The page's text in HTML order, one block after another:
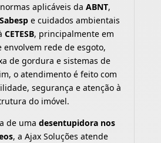
aplicáveis daABNT,
Sabespe cuidados ambientais
CETESB, principalmente em
envolvem rede de esgoto,
de gordura e sistemas de
o atendimento é feito com
segurança e atenção à
do imóvel.
de uma desentupidora nos
, a Ajax Soluções atende